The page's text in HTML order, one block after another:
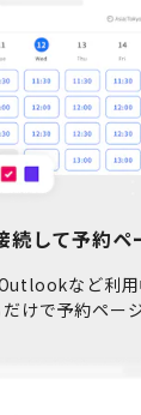
続して予約ペ
など利用
けで予約ペー